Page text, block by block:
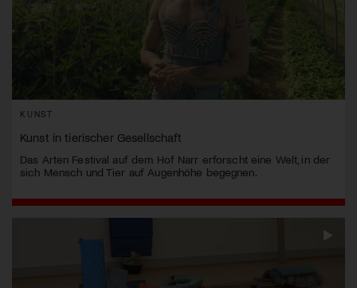
KUNST
Kunst in tierischer Gesellschaft
Das Arten Festival auf dem Hof Narr erforscht eine Welt, in der
sich Mensch und Tier auf Augenhöhe begegnen.